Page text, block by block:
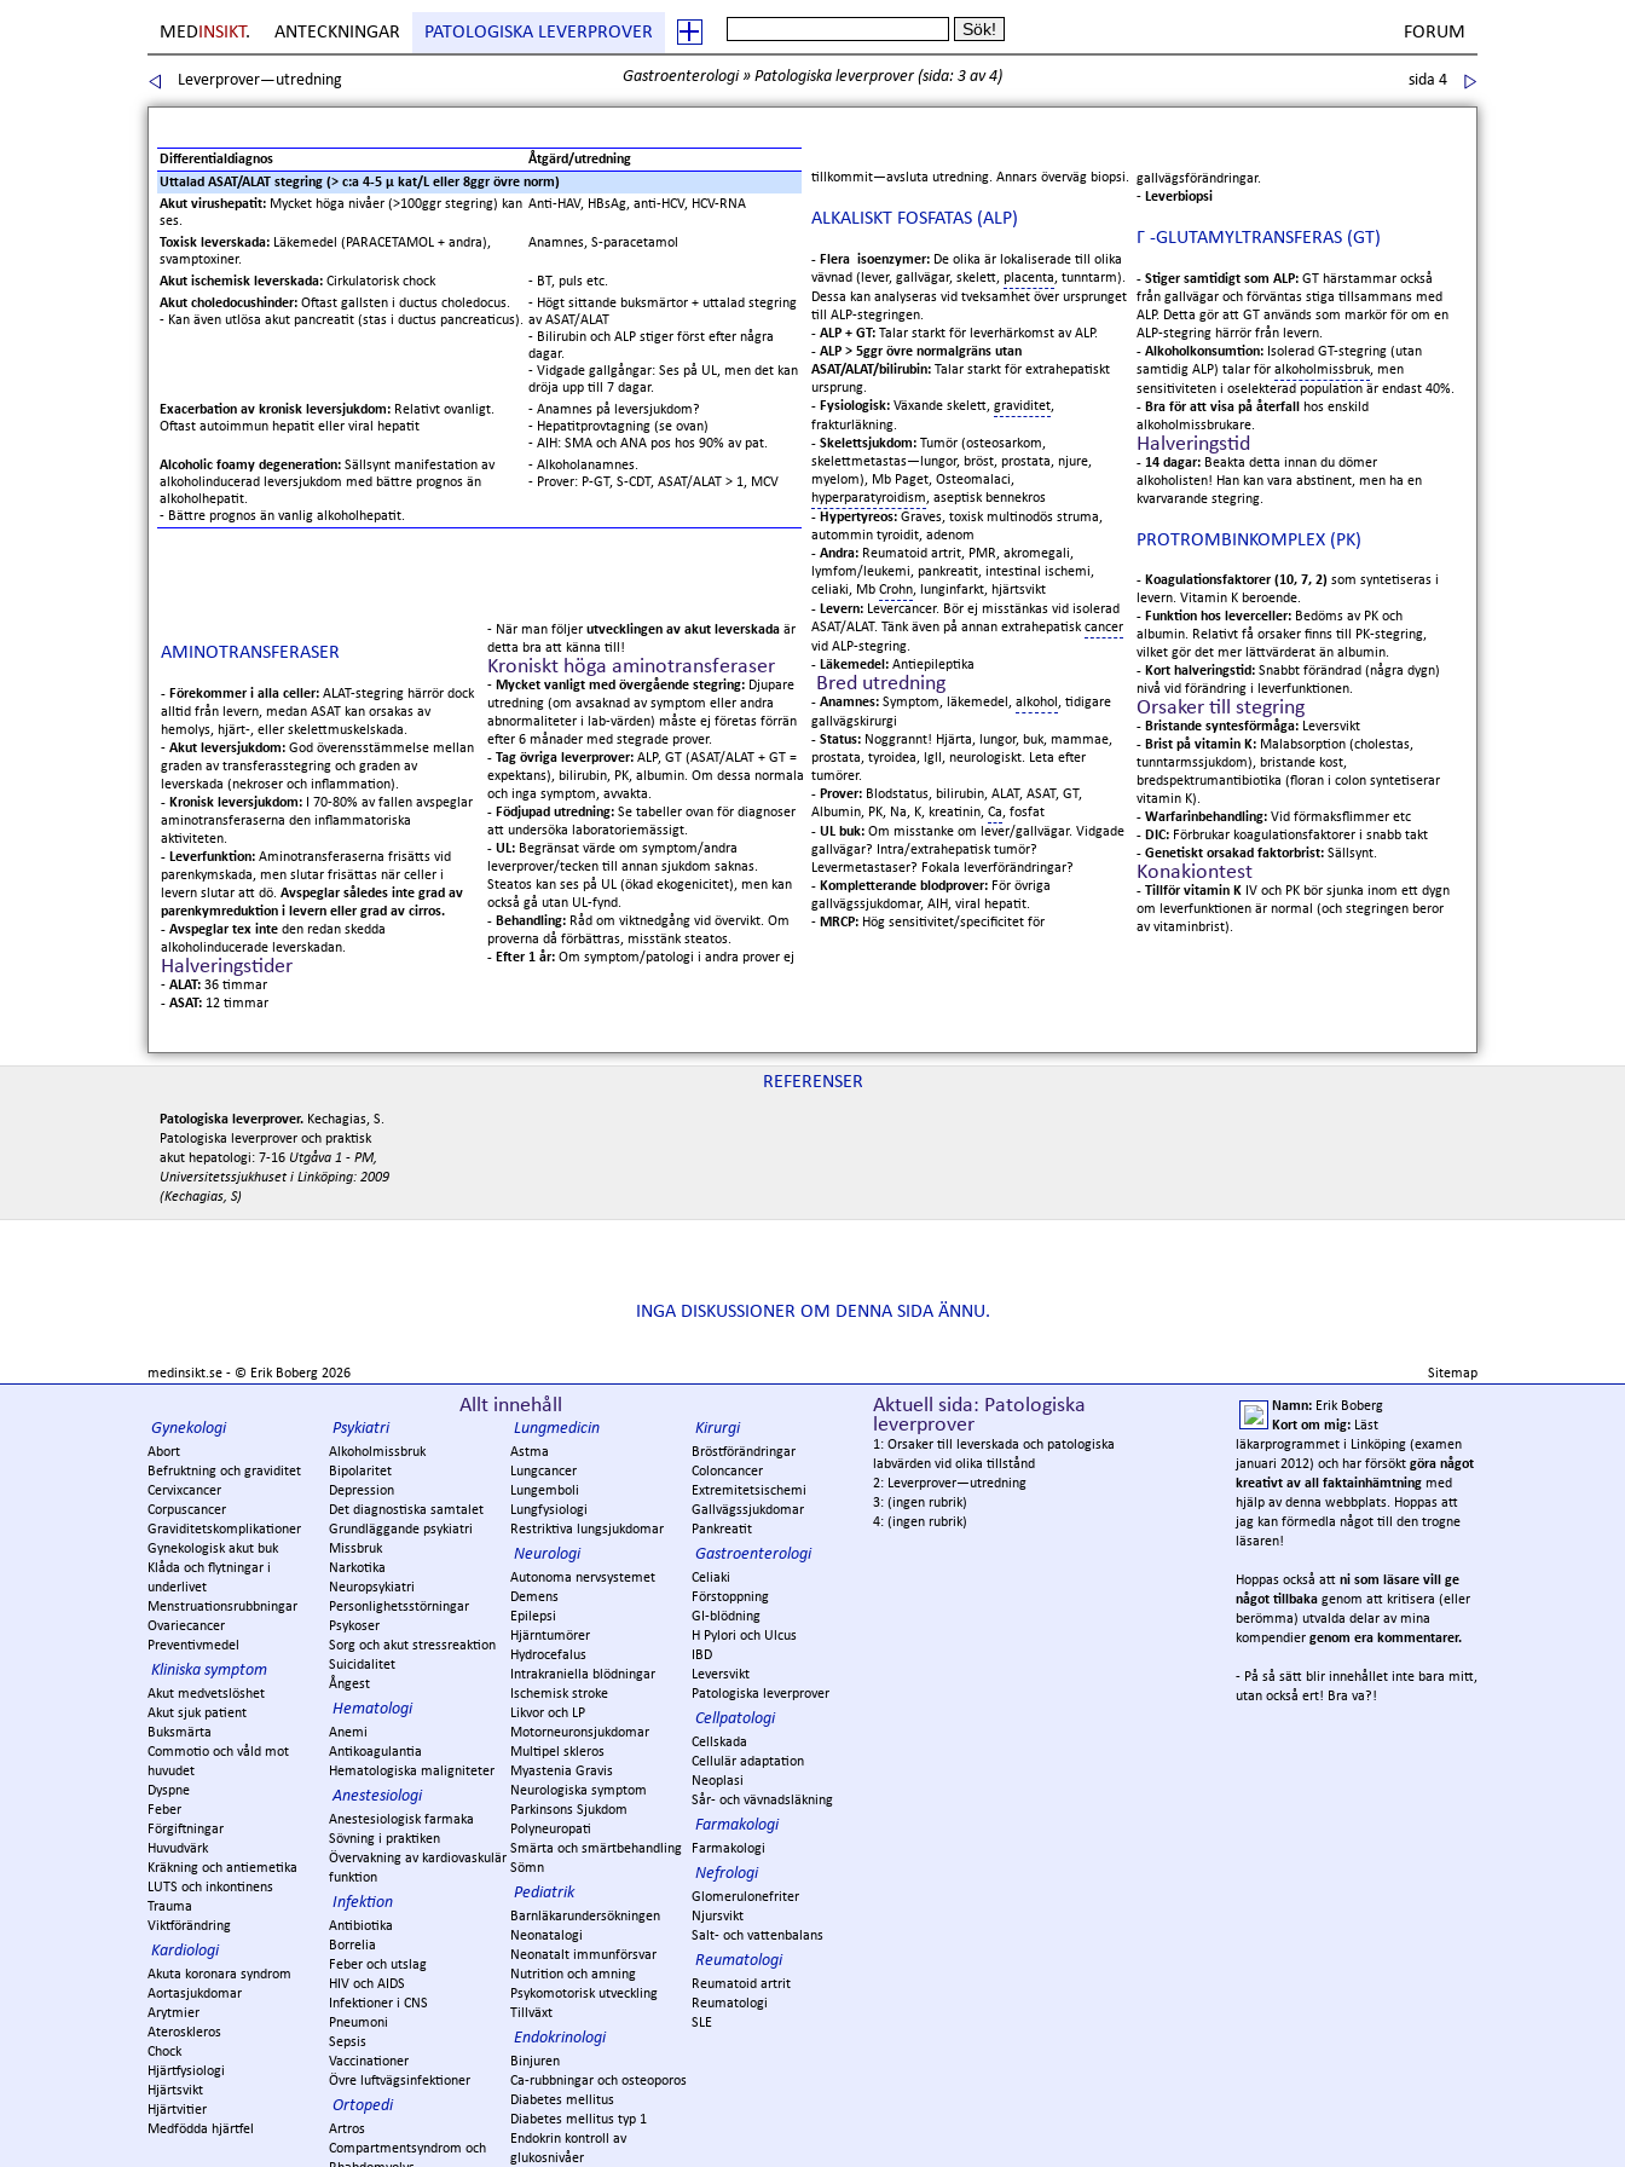
MED INSIKT. ANTECKNINGAR PATOLOGISKA LEVERPROVER FORUM
Leverprover—utredning Gastroenterologi» Patologiska leverprover (sida: 3 av 4) sida 4
gallvägsförändringar.
- Leverbiopsi
Γ -GLUTAMYLTRANSFERAS (GT)
- Stiger samtidigt som ALP: GT härstammar också
från gallvägar och förväntas stiga tillsammans med
ALP. Detta gör att GT används som markör för om en
ALP-stegring härrör från levern.
- Alkoholkonsumtion: Isolerad GT-stegring (utan
samtidig ALP) talar för alkoholmissbruk, men
sensitiviteten i oselekterad population är endast 40%.
- Bra för att visa på återfall hos enskild
alkoholmissbrukare.
Halveringstid
- 14 dagar: Beakta detta innan du dömer
alkoholisten! Han kan vara abstinent, men ha en
kvarvarande stegring.
PROTROMBINKOMPLEX (PK)
- Koagulationsfaktorer (10, 7, 2) som syntetiseras i
levern. Vitamin K beroende.
- Funktion hos leverceller: Bedöms av PK och
albumin. Relativt få orsaker finns till PK-stegring,
vilket gör det mer lättvärderat än albumin.
- Kort halveringstid: Snabbt förändrad (några dygn)
nivå vid förändring i leverfunktionen.
Orsaker till stegring
- Bristande syntesförmåga: Leversvikt
- Brist på vitamin K: Malabsorption (cholestas,
tunntarmssjukdom), bristande kost,
bredspektrumantibiotika (floran i colon syntetiserar
vitamin K).
- Warfarinbehandling: Vid förmaksflimmer etc
- DIC: Förbrukar koagulationsfaktorer i snabb takt
- Genetiskt orsakad faktorbrist: Sällsynt.
Konakiontest
- Tillför vitamin K IV och PK bör sjunka inom ett dygn
om leverfunktionen är normal (och stegringen beror
av vitaminbrist).
- När man följer utvecklingen av akut leverskada är
detta bra att känna till!
Kroniskt höga aminotransferaser
- Mycket vanligt med övergående stegring: Djupare
utredning (om avsaknad av symptom eller andra
abnormaliteter i lab-värden) måste ej företas förrän
efter 6 månader med stegrade prover.
- Tag övriga leverprover: ALP, GT (ASAT/ALAT + GT =
expektans), bilirubin, PK, albumin. Om dessa normala
och inga symptom, avvakta.
- Födjupad utredning: Se tabeller ovan för diagnoser
att undersöka laboratoriemässigt.
- UL: Begränsat värde om symptom/andra
leverprover/tecken till annan sjukdom saknas.
Steatos kan ses på UL (ökad ekogenicitet), men kan
också gå utan UL-fynd.
- Behandling: Råd om viktnedgång vid övervikt. Om
proverna då förbättras, misstänk steatos.
- Efter 1 år: Om symptom/patologi i andra prover ej
tillkommit—avsluta utredning. Annars överväg biopsi.
ALKALISKT FOSFATAS (ALP)
- Flera isoenzymer: De olika är lokaliserade till olika
vävnad (lever, gallvägar, skelett, placenta, tunntarm).
Dessa kan analyseras vid tveksamhet över ursprunget
till ALP-stegringen.
- ALP + GT: Talar starkt för leverhärkomst av ALP.
- ALP > 5ggr övre normalgräns utan
ASAT/ALAT/bilirubin: Talar starkt för extrahepatiskt
ursprung.
- Fysiologisk: Växande skelett, graviditet,
frakturläkning.
- Skelettsjukdom: Tumör (osteosarkom,
skelettmetastas—lungor, bröst, prostata, njure,
myelom), Mb Paget, Osteomalaci,
hyperparatyroidism, aseptisk bennekros
- Hypertyreos: Graves, toxisk multinodös struma,
autommin tyroidit, adenom
- Andra: Reumatoid artrit, PMR, akromegali,
lymfom/leukemi, pankreatit, intestinal ischemi,
celiaki, Mb Crohn, lunginfarkt, hjärtsvikt
- Levern: Levercancer. Bör ej misstänkas vid isolerad
ASAT/ALAT. Tänk även på annan extrahepatisk cancer
vid ALP-stegring.
- Läkemedel: Antiepileptika
Bred utredning
- Anamnes: Symptom, läkemedel, alkohol , tidigare
gallvägskirurgi
- Status: Noggrannt! Hjärta, lungor, buk, mammae,
prostata, tyroidea, lgll, neurologiskt. Leta efter
tumörer.
- Prover: Blodstatus, bilirubin, ALAT, ASAT, GT,
Albumin, PK, Na, K, kreatinin, Ca, fosfat
- UL buk: Om misstanke om lever/gallvägar. Vidgade
gallvägar? Intra/extrahepatisk tumör?
Levermetastaser? Fokala leverförändringar?
- Kompletterande blodprover: För övriga
gallvägssjukdomar, AIH, viral hepatit.
- MRCP: Hög sensitivitet/specificitet för
AMINOTRANSFERASER
- Förekommer i alla celler: ALAT-stegring härrör dock
alltid från levern, medan ASAT kan orsakas av
hemolys, hjärt-, eller skelettmuskelskada.
- Akut leversjukdom: God överensstämmelse mellan
graden av transferasstegring och graden av
leverskada (nekroser och inflammation).
- Kronisk leversjukdom:
I 70-80% av fallen avspeglar
aminotransferaserna den inflammatoriska
aktiviteten.
- Leverfunktion: Aminotransferaserna frisätts vid
parenkymskada, men slutar frisättas när celler i
levern slutar att dö. Avspeglar således inte grad av
parenkymreduktion i levern eller grad av cirros.
- Avspeglar tex inte den redan skedda
alkoholinducerade leverskadan.
Halveringstider
- ALAT: 36 timmar
- ASAT: 12 timmar
Differentialdiagnos
Åtgärd/utredning
Uttalad ASAT/ALAT stegring (> c:a 4-5 μ kat/L eller 8ggr övre norm)
Akut virushepatit: Mycket höga nivåer (>100ggr stegring) kan
ses.
Anti-HAV, HBsAg, anti-HCV, HCV-RNA
Toxisk leverskada: Läkemedel (PARACETAMOL + andra),
svamptoxiner.
Anamnes, S-paracetamol
Akut ischemisk leverskada: Cirkulatorisk chock
- BT, puls etc.
Akut choledocushinder: Oftast gallsten i ductus choledocus.
- Kan även utlösa akut pancreatit (stas i ductus pancreaticus).
- Högt sittande buksmärtor + uttalad stegring
av ASAT/ALAT
- Bilirubin och ALP stiger först efter några
dagar.
- Vidgade gallgångar: Ses på UL, men det kan
dröja upp till 7 dagar.
Exacerbation av kronisk leversjukdom: Relativt ovanligt.
Oftast autoimmun hepatit eller viral hepatit
- Anamnes på leversjukdom?
- Hepatitprovtagning (se ovan)
- AIH: SMA och ANA pos hos 90% av pat.
Alcoholic foamy degeneration: Sällsynt manifestation av
alkoholinducerad leversjukdom med bättre prognos än
alkoholhepatit.
- Bättre prognos än vanlig alkoholhepatit.
- Alkoholanamnes.
- Prover: P-GT, S-CDT, ASAT/ALAT > 1, MCV
REFERENSER
Patologiska leverprover. Kechagias, S.
Patologiska leverprover och praktisk
akut hepatologi: 7-16 Utgåva 1 - PM,
Universitetssjukhuset i Linköping: 2009
(Kechagias, S)
INGA DISKUSSIONER OM DENNA SIDA ÄNNU.
medinsikt.se - © Erik Boberg 2026 Sitemap
Allt innehåll
Gynekologi
Abort
Befruktning och graviditet
Cervixcancer
Corpuscancer
Graviditetskomplikationer
Gynekologisk akut buk
Klåda och flytningar i
underlivet
Menstruationsrubbningar
Ovariecancer
Preventivmedel
Kliniska symptom
Akut medvetslöshet
Akut sjuk patient
Buksmärta
Commotio och våld mot
huvudet
Dyspne
Feber
Förgiftningar
Huvudvärk
Kräkning och antiemetika
LUTS och inkontinens
Trauma
Viktförändring
Kardiologi
Akuta koronara syndrom
Aortasjukdomar
Arytmier
Ateroskleros
Chock
Hjärtfysiologi
Hjärtsvikt
Hjärtvitier
Medfödda hjärtfel
Psykiatri
Alkoholmissbruk
Bipolaritet
Depression
Det diagnostiska samtalet
Grundläggande psykiatri
Missbruk
Narkotika
Neuropsykiatri
Personlighetsstörningar
Psykoser
Sorg och akut stressreaktion
Suicidalitet
Ångest
Hematologi
Anemi
Antikoagulantia
Hematologiska maligniteter
Anestesiologi
Anestesiologisk farmaka
Sövning i praktiken
Övervakning av kardiovaskulär
funktion
Infektion
Antibiotika
Borrelia
Feber och utslag
HIV och AIDS
Infektioner i CNS
Pneumoni
Sepsis
Vaccinationer
Övre luftvägsinfektioner
Ortopedi
Artros
Compartmentsyndrom och
Lungmedicin
Astma
Lungcancer
Lungemboli
Lungfysiologi
Restriktiva lungsjukdomar
Neurologi
Autonoma nervsystemet
Demens
Epilepsi
Hjärntumörer
Hydrocefalus
Intrakraniella blödningar
Ischemisk stroke
Likvor och LP
Motorneuronsjukdomar
Multipel skleros
Myastenia Gravis
Neurologiska symptom
Parkinsons Sjukdom
Polyneuropati
Smärta och smärtbehandling
Sömn
Pediatrik
Barnläkarundersökningen
Neonatalogi
Neonatalt immunförsvar
Nutrition och amning
Psykomotorisk utveckling
Tillväxt
Endokrinologi
Binjuren
Ca-rubbningar och osteoporos
Diabetes mellitus
Diabetes mellitus typ 1
Endokrin kontroll av
glukosnivåer
Kirurgi
Bröstförändringar
Coloncancer
Extremitetsischemi
Gallvägssjukdomar
Pankreatit
Gastroenterologi
Celiaki
Förstoppning
GI-blödning
H Pylori och Ulcus
IBD
Leversvikt
Patologiska leverprover
Cellpatologi
Cellskada
Cellulär adaptation
Neoplasi
Sår- och vävnadsläkning
Farmakologi
Farmakologi
Nefrologi
Glomerulonefriter
Njursvikt
Salt- och vattenbalans
Reumatologi
Reumatoid artrit
Reumatologi
SLE
Namn: Erik Boberg
Kort om mig: Läst
läkarprogrammet i Linköping (examen
januari 2012) och har försökt göra något
kreativt av all faktainhämtning med
hjälp av denna webbplats. Hoppas att
jag kan förmedla något till den trogne
läsaren!
Hoppas också att ni som läsare vill ge
något tillbaka genom att kritisera (eller
berömma) utvalda delar av mina
kompendier genom era kommentarer.
- På så sätt blir innehållet inte bara mitt,
utan också ert! Bra va?!
Aktuell sida: Patologiska
leverprover
1: Orsaker till leverskada och patologiska
labvärden vid olika tillstånd
2: Leverprover—utredning
3: (ingen rubrik)
4: (ingen rubrik)